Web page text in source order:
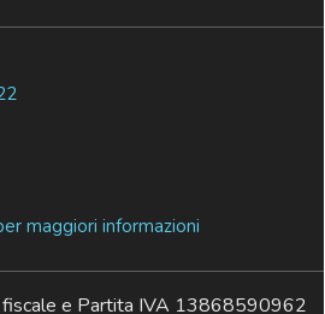
maggiori informazioni
e Partita IVA 13868590962